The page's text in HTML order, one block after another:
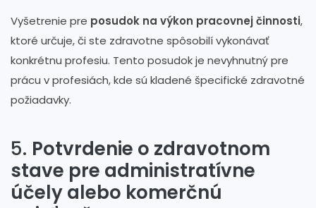
Vyšetrenie pre posudok na výkon pracovnej činnosti,
ktoré určuje, či ste zdravotne spôsobilí vykonávať
konkrétnu profesiu. Tento posudok je nevyhnutný pre
prácu v profesiách, kde sú kladené špecifické zdravotné
požiadavky.
5. Potvrdenie o zdravotnom
stave pre administratívne
účely alebo komerčnú